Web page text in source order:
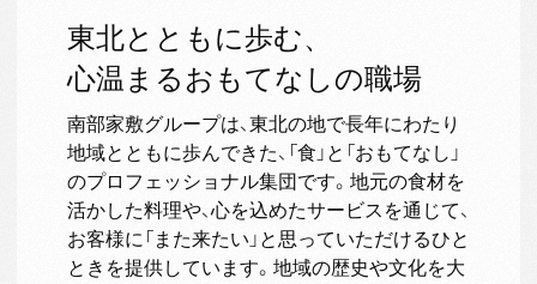
東北とともに歩む、
心温まるおもてなしの職場
南部家敷グループは、東北の地で長年にわたり
地域とともに歩んできた、「食」と「おもてなし」
のプロフェッショナル集団です。地元の食材を
活かした料理や、心を込めたサービスを通じて、
お客様に「また来たい」と思っていただけるひと
ときを提供しています。地域の歴史や文化を大